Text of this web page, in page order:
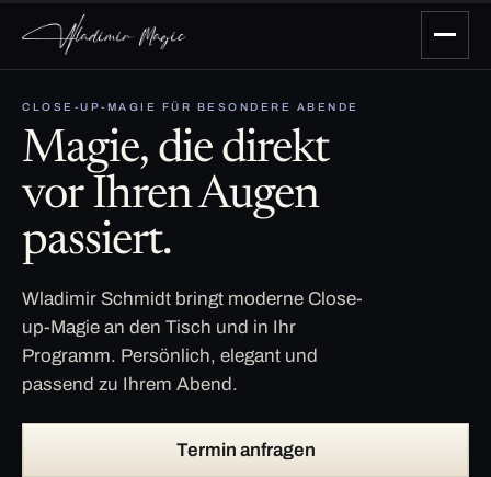
CLOSE-UP-MAGIE FÜR BESONDERE ABENDE
Magie, die direkt
vor Ihren Augen
passiert.
Wladimir Schmidt bringt moderne Close-
up-Magie an den Tisch und in Ihr
Programm. Persönlich, elegant und
passend zu Ihrem Abend.
Termin anfragen